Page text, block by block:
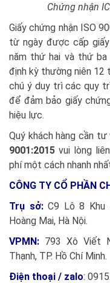
Chứng nhận
Giấy chứng nhận ISO
từ ngày được cấp giấy
năm thứ hai và thứ
định kỳ thường niên 12
chú ý duy trì các quy
để đảm bảo giấy
hiệu lực.
Quý khách hàng cần
9001:2015 vui lòng
phí một cách nhanh
CÔNG TY CỔ PHẦN
Trụ sở:C9 Lô 8 Khu
Hoàng Mai, Hà Nội.
VPMN: 793 Xô Viết
Thạnh, TP. Hồ Chí Minh.
Điện thoại / zalo: